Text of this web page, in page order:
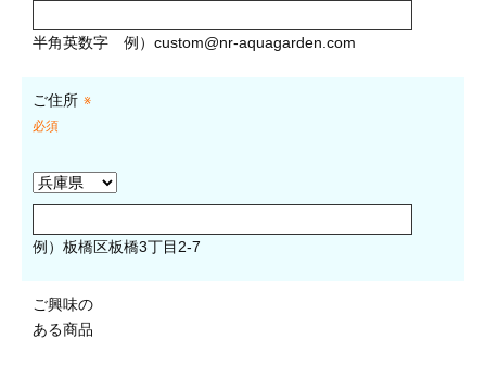
半角英数字 例） custom@nr-aquagarden.com
ご住所 ※
必須
例）板橋区板橋3丁目2-7
ご興味の
ある商品